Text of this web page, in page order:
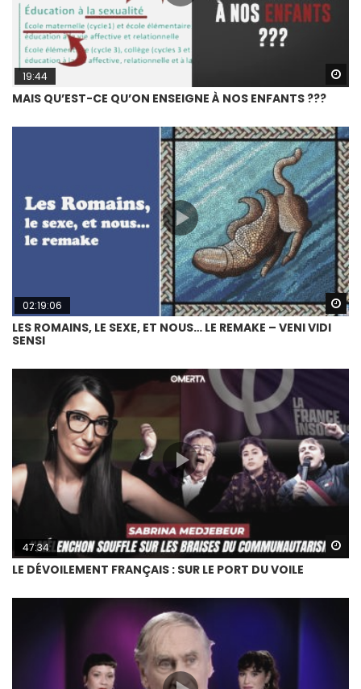
19:44
MAIS QU’EST-CE QU’ON ENSEIGNE À NOS ENFANTS ???
02:19:06
LES ROMAINS, LE SEXE, ET NOUS… LE REMAKE – VENI VIDI
SENSI
47:34
LE DÉVOILEMENT FRANÇAIS : SUR LE PORT DU VOILE